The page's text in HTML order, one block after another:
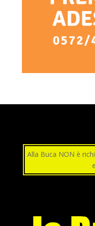
Alla Buca NON è